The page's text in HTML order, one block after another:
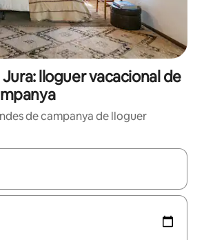
lloguer vacacional de
de campanya de lloguer
estiguin disponibles, podràs navegar-hi a